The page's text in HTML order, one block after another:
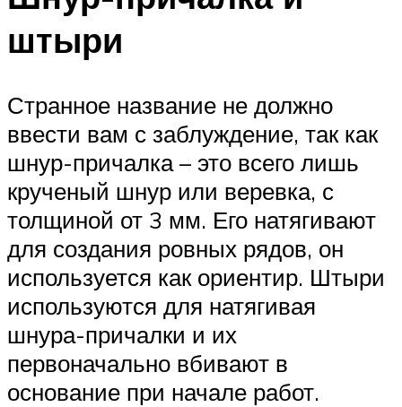
штыри
Странное название не должно
ввести вам с заблуждение, так как
шнур-причалка – это всего лишь
крученый шнур или веревка, с
толщиной от 3 мм. Его натягивают
для создания ровных рядов, он
используется как ориентир. Штыри
используются для натягивая
шнура-причалки и их
первоначально вбивают в
основание при начале работ.